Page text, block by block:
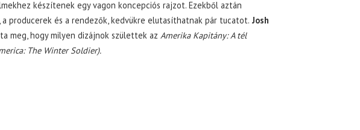
készítenek egy vagon koncepciós rajzot. Ezekből aztán
producerek és a rendezők, kedvükre elutasíthatnak pár tucatot. Josh
meg, hogy milyen dizájnok születtek az Amerika Kapitány: A tél
The Winter Soldier).